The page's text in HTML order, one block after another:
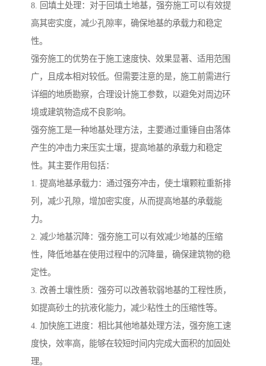
8. 回填土处理：对于回填土地基，强夯施工可以有效提
高其密实度，减少孔隙率，确保地基的承载力和稳定
性。
强夯施工的优势在于施工速度快、效果显著、适用范围
广，且成本相对较低。但需要注意的是，施工前需进行
详细的地质勘察，合理设计施工参数，以避免对周边环
境或建筑物造成不良影响。
强夯施工是一种地基处理方法，主要通过重锤自由落体
产生的冲击力来压实土壤，提高地基的承载力和稳定
性。其主要作用包括：
1. 提高地基承载力：通过强夯冲击，使土壤颗粒重新排
列，减少孔隙，增加密实度，从而提高地基的承载能
力。
2. 减少地基沉降：强夯施工可以有效减少地基的压缩
性，降低地基在使用过程中的沉降量，确保建筑物的稳
定性。
3. 改善土壤性质：强夯可以改善软弱地基的工程性质，
如提高砂土的抗液化能力，减少粘性土的压缩性等。
4. 加快施工进度：相比其他地基处理方法，强夯施工速
度快，效率高，能够在较短时间内完成大面积的加固处
理。